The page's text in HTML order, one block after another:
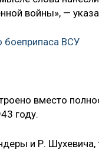
войны», —
боеприпаса ВСУ
вместо
году.
и Р. Шухевича,